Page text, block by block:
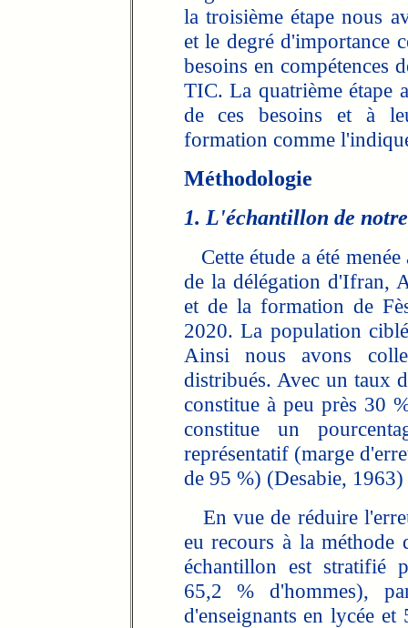
la troisième étape nous
et le degré d'importance
besoins en compétences
TIC. La quatrième étape
de ces besoins et à
formation comme
Méthodologie
1. L'échantillon de
Cette étude a été
de la délégation d'Ifran,
et de la formation de
2020. La population
Ainsi nous avons
distribués. Avec un taux
constitue à peu près 30
constitue un
représentatif (marge
de 95 %) (Desabie,
En vue de réduire
eu recours à la
échantillon est stratifié
65,2 % d'hommes),
d'enseignants en lycée